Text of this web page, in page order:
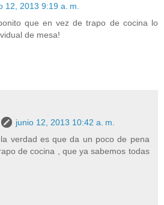
12, 2013 9:19 a. m.
que en vez de trapo de cocina lo
de mesa!
junio 12, 2013 10:42 a. m.
verdad es que da un poco de pena
de cocina , que ya sabemos todas